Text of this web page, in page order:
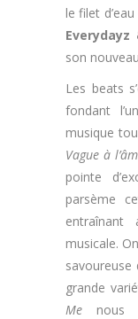
le filet
Everydayz
son
Les beats
fondant
musique
Vague à
pointe
parsème
musicale.
savoureuse
grande
Me nous